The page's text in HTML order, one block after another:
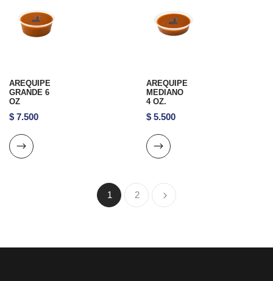
AREQUIPE
GRANDE 6
OZ
$ 7.500
AREQUIPE
MEDIANO
4 OZ.
$5.500
1 2